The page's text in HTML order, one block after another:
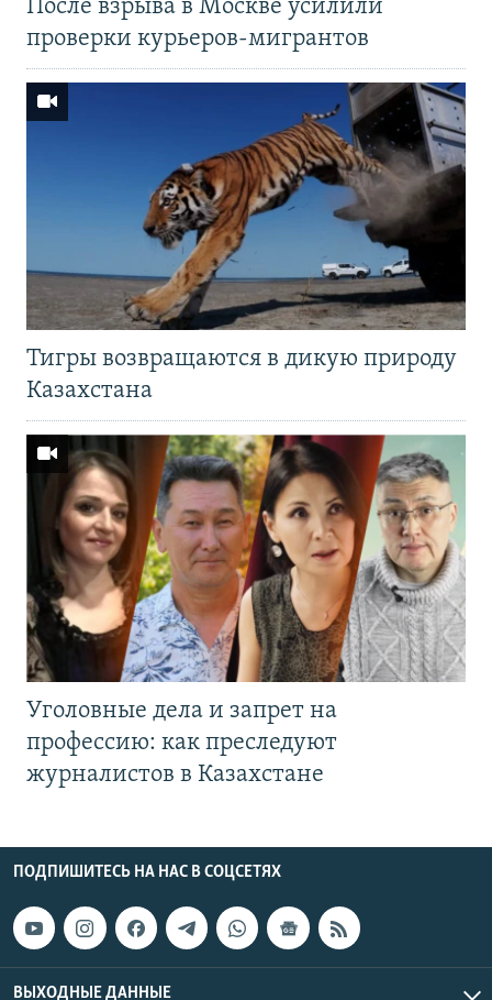
После взрыва в Москве усилили
проверки курьеров-мигрантов
Тигры возвращаются в дикую природу
Казахстана
Уголовные дела и запрет на
профессию: как преследуют
журналистов в Казахстане
ПОДПИШИТЕСЬ НА НАС В СОЦСЕТЯХ
ВЫХОДНЫЕ ДАННЫЕ